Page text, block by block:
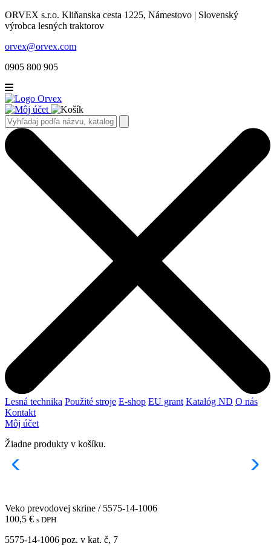
ORVEX s.r.o. Kliňanska cesta 1225, Námestovo | Slovenský
výrobca lesných traktorov
orvex@orvex.com
0905 800 905
Lesná technika Použité stroje E-shop EU grant Katalóg ND O nás
Kontakt
Môj účet
Žiadne produkty v košíku.
Veko prevodovej skrine / 5575-14-1006
100,5 € s DPH
5575-14-1006 poz. v kat. č, 7